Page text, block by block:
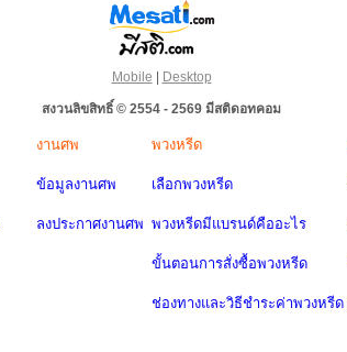
Mobile | Desktop
สงวนลิขสิทธิ์ © 2554 - 2569 มีสติดอทคอม
งานศพ
ข้อมูลงานศพ
ลงประกาศงานศพ
พวงหรีด
เลือกพวงหรีด
พวงหรีดมีแบรนด์คืออะไร
ขั้นตอนการสั่งซื้อพวงหรีด
ช่องทางและวิธีชำระค่าพวงหรีด